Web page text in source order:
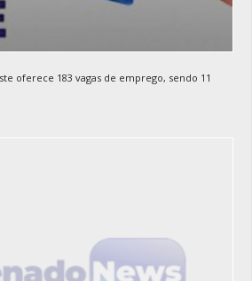
oferece 183 vagas de emprego, sendo 11